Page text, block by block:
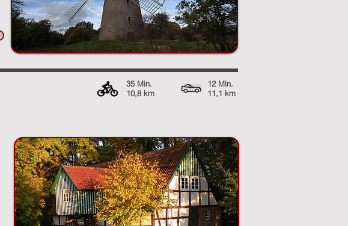
35 Min.
10,8 km
12 Min.
11,1 km